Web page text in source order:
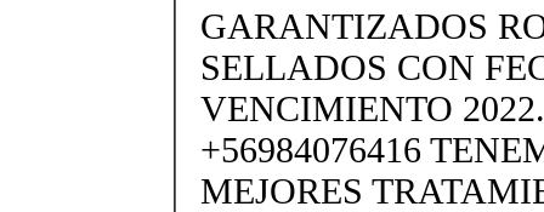
GARANTIZADOS
SELLADOS CON
VENCIMIENTO
+56984076416
MEJORES